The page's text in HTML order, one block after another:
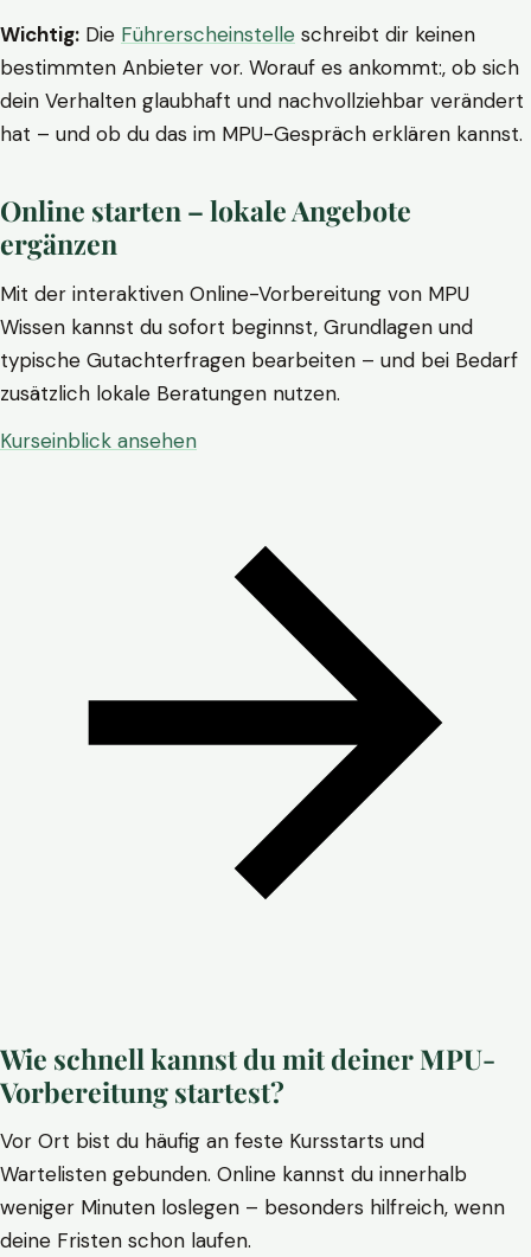
Wichtig: Die Führerscheinstelle schreibt dir keinen
bestimmten Anbieter vor. Worauf es ankommt:, ob sich
dein Verhalten glaubhaft und nachvollziehbar verändert
hat – und ob du das im MPU-Gespräch erklären kannst.
Online starten – lokale Angebote
ergänzen
Mit der interaktiven Online-Vorbereitung von MPU
Wissen kannst du sofort beginnst, Grundlagen und
typische Gutachterfragen bearbeiten – und bei Bedarf
zusätzlich lokale Beratungen nutzen.
Kurseinblick ansehen
Wie schnell kannst du mit deiner MPU-
Vorbereitung startest?
Vor Ort bist du häufig an feste Kursstarts und
Wartelisten gebunden. Online kannst du innerhalb
weniger Minuten loslegen – besonders hilfreich, wenn
deine Fristen schon laufen.